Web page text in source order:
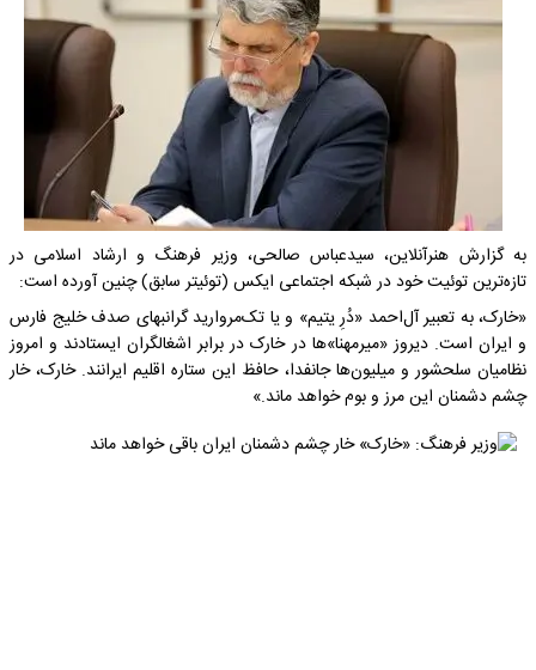
به گزارش هنرآنلاین، سیدعباس صالحی، وزیر فرهنگ و ارشاد اسلامی در
تازه‌ترین توئیت خود در شبکه اجتماعی ایکس (توئیتر سابق) چنین آورده است:
«خارک، به تعبیر آل‌احمد «دُرِ یتیم» و یا تک‌مروارید گرانبهای صدف خلیج فارس
و ایران است. دیروز «میرمهنا»‌ها در ‎خارک در برابر اشغالگران ایستادند و امروز
نظامیان سلحشور و میلیون‌ها جانفدا، حافظ این ستاره اقلیم ایرانند. خارک، خار
چشم دشمنان این مرز و بوم خواهد ماند.»